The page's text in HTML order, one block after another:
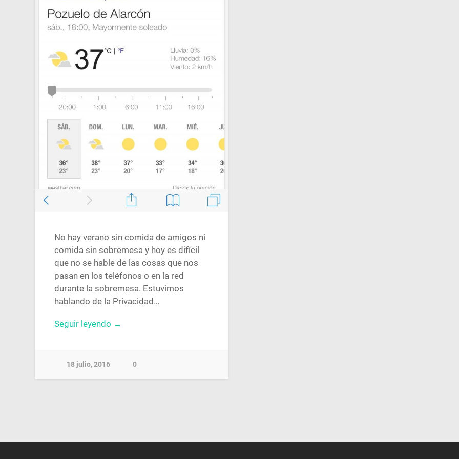
No hay verano sin comida de amigos ni
comida sin sobremesa y hoy es difícil
que no se hable de las cosas que nos
pasan en los teléfonos o en la red
durante la sobremesa. Estuvimos
hablando de la Privacidad…
Seguir leyendo →
18 julio, 2016 0